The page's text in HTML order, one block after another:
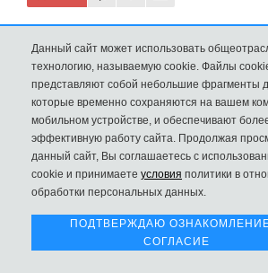
New Balance 530 Custom Retro Cream Grey
Данный сайт может использовать
технологию, называемую cookie. Файлы
представляют собой небольшие фрагменты
которые временно сохраняются на вашем
мобильном устройстве, и обеспечивают
эффективную работу сайта. Продолжая
данный сайт, Вы соглашаетесь с
cookie и принимаете условия политики в
обработки персональных данных.
ПОДТВЕРЖДАЮ
СОГЛАСИЕ